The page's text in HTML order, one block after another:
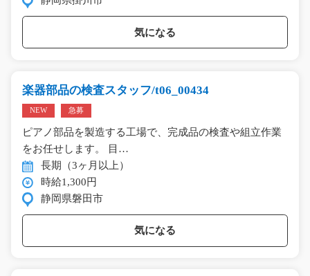
気になる
楽器部品の検査スタッフ/t06_00434
NEW 急募
ピアノ部品を製造する工場で、完成品の検査や組立作業
をお任せします。 目…
長期（3ヶ月以上）
時給1,300円
静岡県磐田市
気になる